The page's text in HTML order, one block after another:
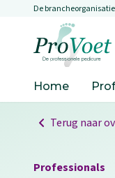
Overslaan en naar
De
Home
Terug naar
Professionals